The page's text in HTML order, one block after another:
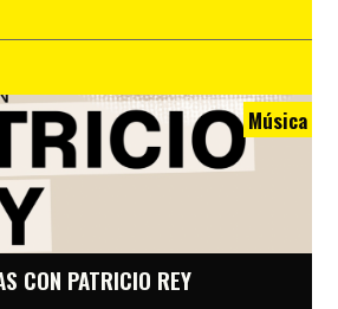
Música
CON PATRICIO REY